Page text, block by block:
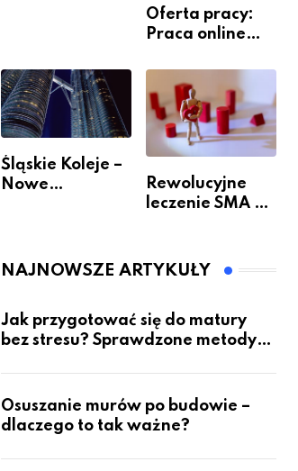
Oferta pracy:
Praca online
(Zawiercie)
Śląskie Koleje –
Nowe
Rewolucyjne
leczenie SMA –
pacjentów?
NAJNOWSZE ARTYKUŁY
Jak przygotować się do matury
bez stresu? Sprawdzone metody
Osuszanie murów po budowie –
dlaczego to tak ważne?